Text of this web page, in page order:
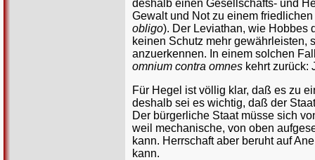
deshalb einen Gesellschafts- und
Gewalt und Not zu einem
obligo). Der Leviathan, wie Hobbes
keinen Schutz mehr gewährleisten,
anzuerkennen. In einem solchen
omnium contra omnes kehrt zurück:
Für Hegel ist völlig klar, daß es zu
deshalb sei es wichtig, daß der
Der bürgerliche Staat müsse sich
weil mechanische, von oben
kann. Herrschaft aber beruht auf
kann.